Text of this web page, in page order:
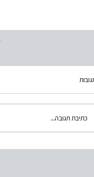
מפגש דרום ראשון
כתיבת תגובה...